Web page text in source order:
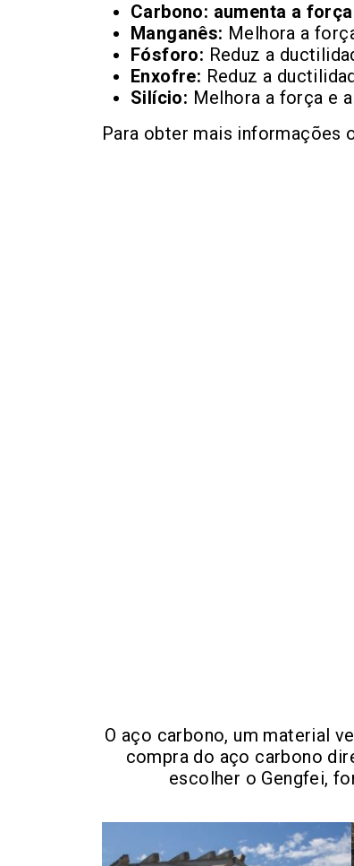
Carbono: aumenta a
Manganês: Melhora a
Fósforo: Reduz a
Enxofre: Reduz a
Silício: Melhora a força e
Para obter mais informações
O aço carbono, um material
compra do aço carbono
escolher o Gengfei,